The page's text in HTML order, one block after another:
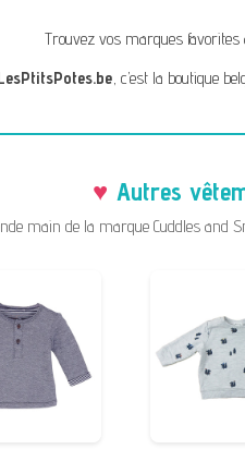
Trouvez vos marques
, c’est la boutique
Autres
main de la marque Cuddles